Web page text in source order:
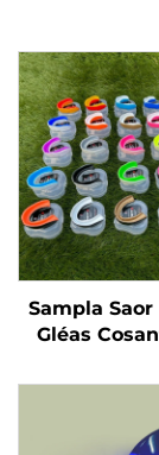
Sampla
Gléas
Cosanta